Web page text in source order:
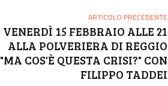
ARTICOLO PRECEDENTE
VENERDÌ 15 FEBBRAIO ALLE 21
ALLA POLVERIERA DI REGGIO
"MA COS'È QUESTA CRISI?" CON
FILIPPO TADDEI